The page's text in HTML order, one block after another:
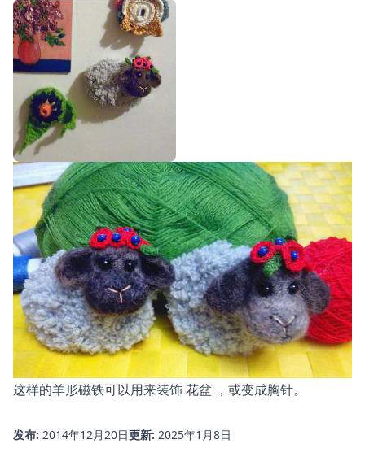
这样的羊形磁铁可以用来装饰 花盆 ，或变成胸针。
发布: 2014年12月20日更新: 2025年1月8日